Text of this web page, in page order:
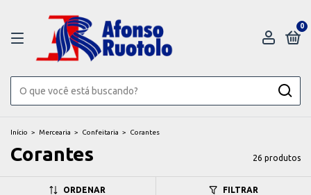
0
Início > Mercearia > Confeitaria > Corantes
Corantes 26 produtos
ORDENAR FILTRAR